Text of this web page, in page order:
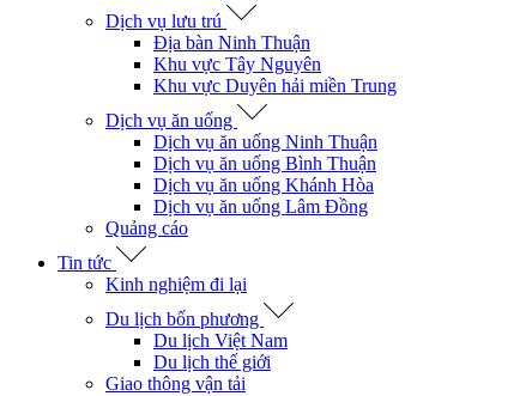
Dịch vụ lưu trú
Địa bàn Ninh Thuận
Khu vực Tây Nguyên
Khu vực Duyên hải miền Trung
Dịch vụ ăn uống
Dịch vụ ăn uống Ninh Thuận
Dịch vụ ăn uống Bình Thuận
Dịch vụ ăn uống Khánh Hòa
Dịch vụ ăn uống Lâm Đồng
Quảng cáo
Tin tức
Kinh nghiệm đi lại
Du lịch bốn phương
Du lịch Việt Nam
Du lịch thế giới
Giao thông vận tải